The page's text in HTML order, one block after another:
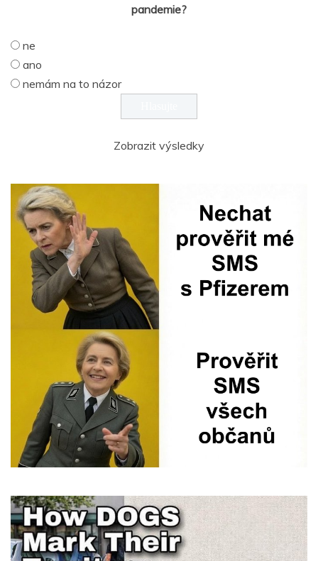
pandemie?
ne
ano
nemám na to názor
Zobrazit výsledky